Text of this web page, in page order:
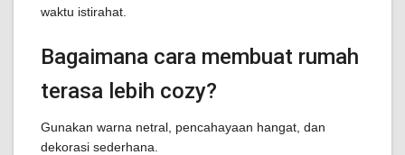
waktu istirahat.
Bagaimana cara membuat rumah
terasa lebih cozy?
Gunakan warna netral, pencahayaan hangat, dan
dekorasi sederhana.